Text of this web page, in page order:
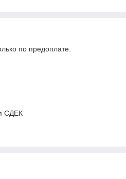
по предоплате.
СДЕК